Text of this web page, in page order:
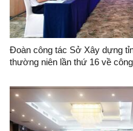
Đoàn công tác Sở Xây dựng
thường niên lần thứ 16 về